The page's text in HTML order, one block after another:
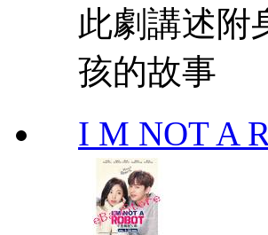
此劇講述附
孩的故事
I M NOT A